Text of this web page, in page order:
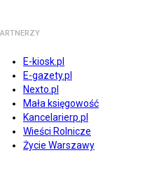
E-kiosk.pl
E-gazety.pl
Nexto.pl
Mała księgowość
Kancelarierp.pl
Wieści Rolnicze
Życie Warszawy